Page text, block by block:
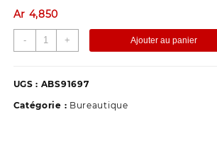
Ar 4,850
-
quantité
de
métal
+ Ajouter au panier
UGS : ABS91697
Catégorie : Bureautique